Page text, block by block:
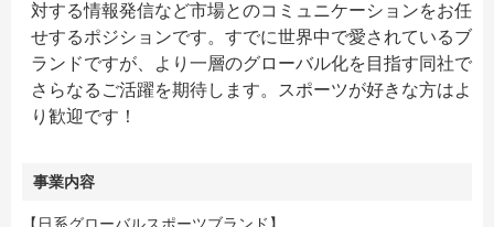
対する情報発信など市場とのコミュニケーションをお任
せするポジションです。すでに世界中で愛されているブ
ランドですが、より一層のグローバル化を目指す同社で
さらなるご活躍を期待します。スポーツが好きな方はよ
り歓迎です！
事業内容